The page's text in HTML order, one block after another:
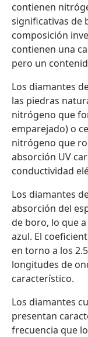
contienen
significativas de
composición
contienen una
pero un
Los diamantes
las piedras
nitrógeno que
emparejado) o
nitrógeno que
absorción UV
conductividad
Los diamantes
absorción del
de boro, lo que
azul. El
en torno a los
longitudes de
característico.
Los diamantes
presentan
frecuencia que